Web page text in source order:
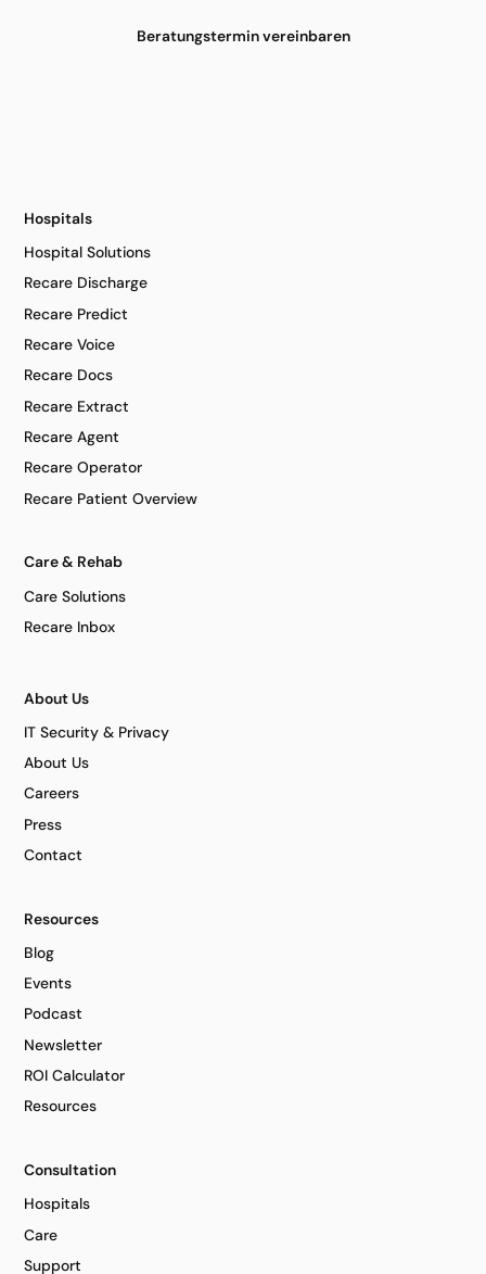
Beratungstermin vereinbaren
Hospitals
Hospital Solutions
Recare Discharge
Recare Predict
Recare Voice
Recare Docs
Recare Extract
Recare Agent
Recare Operator
Recare Patient Overview
Care & Rehab
Care Solutions
Recare Inbox
About Us
IT Security & Privacy
About Us
Careers
Press
Contact
Resources
Blog
Events
Podcast
Newsletter
ROI Calculator
Resources
Consultation
Hospitals
Care
Support